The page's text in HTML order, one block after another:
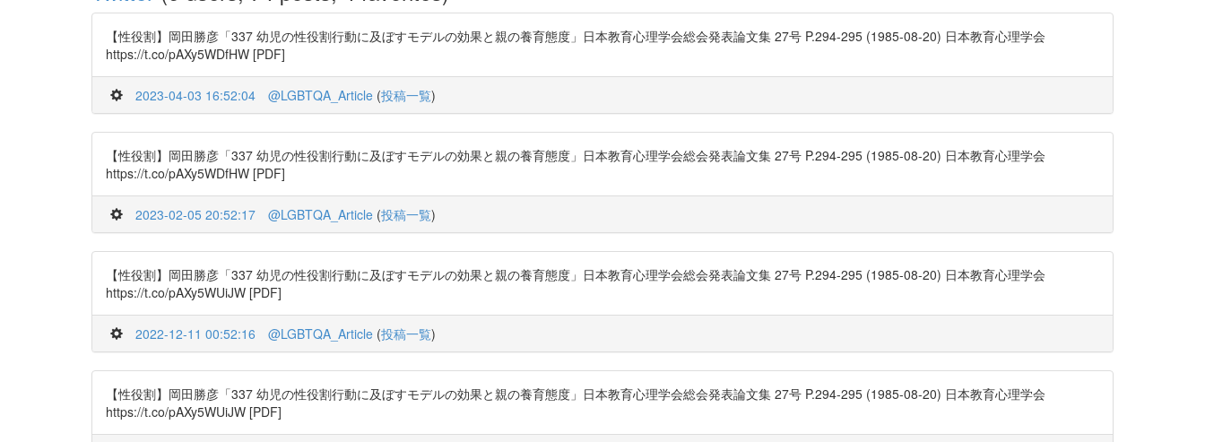
【性役割】岡田勝彦「337 幼児の性役割行動に及ぼすモデルの効果と親の養育態度」日本教育心理学会総会発表論文集 27号 P.294-295 (1985-08-20) 日本教育心理学会
https://t.co/pAXy5WDfHW [PDF]
2023-04-03 16:52:04 @LGBTQA_Article (投稿一覧)
【性役割】岡田勝彦「337 幼児の性役割行動に及ぼすモデルの効果と親の養育態度」日本教育心理学会総会発表論文集 27号 P.294-295 (1985-08-20) 日本教育心理学会
https://t.co/pAXy5WDfHW [PDF]
2023-02-05 20:52:17 @LGBTQA_Article (投稿一覧)
【性役割】岡田勝彦「337 幼児の性役割行動に及ぼすモデルの効果と親の養育態度」日本教育心理学会総会発表論文集 27号 P.294-295 (1985-08-20) 日本教育心理学会
https://t.co/pAXy5WUiJW [PDF]
2022-12-11 00:52:16 @LGBTQA_Article (投稿一覧)
【性役割】岡田勝彦「337 幼児の性役割行動に及ぼすモデルの効果と親の養育態度」日本教育心理学会総会発表論文集 27号 P.294-295 (1985-08-20) 日本教育心理学会
https://t.co/pAXy5WUiJW [PDF]